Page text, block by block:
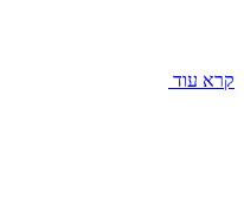
קרא עוד